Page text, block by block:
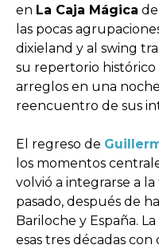
en La Caja Mágica
las pocas
dixieland y al swing
su repertorio
arreglos en una
reencuentro de sus
El regreso de
los momentos
volvió a integrarse a
pasado, después de
Bariloche y España.
esas tres décadas